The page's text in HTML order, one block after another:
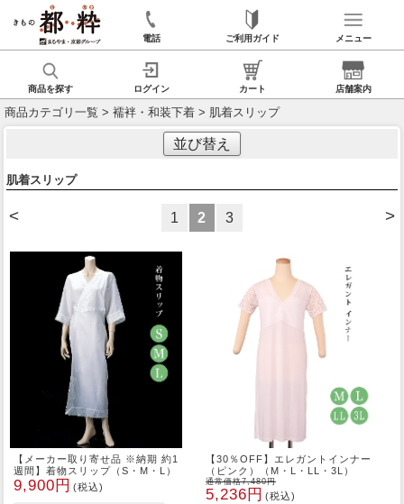
電話 ご利用ガイド メニュー
商品を探す ログイン カート 店舗案内
商品カテゴリ一覧 > 襦袢・和装下着 > 肌着スリップ
並び替え
肌着スリップ
< >
1 2 3
【メーカー取り寄せ品 ※納期 約1
週間】着物スリップ（S・M・L）
9,900円 (税込)
【30％OFF】エレガントインナー
（ピンク）（M・L・LL・3L）
通常価格7,480円
5,236円 (税込)